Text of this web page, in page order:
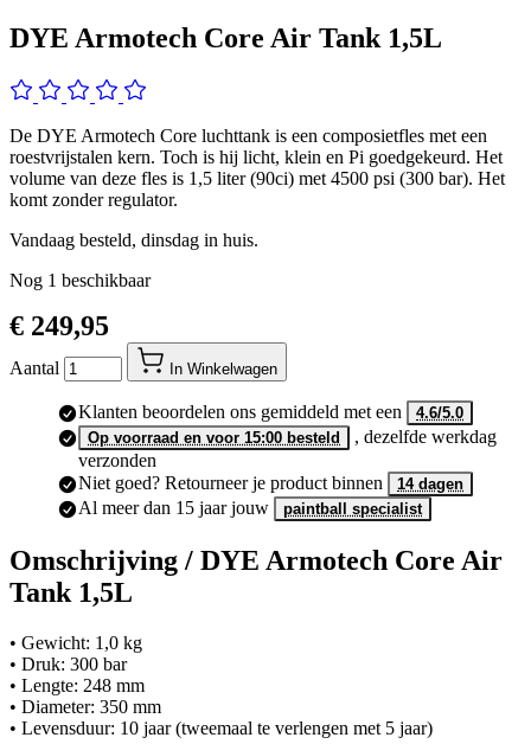
DYE Armotech Core Air Tank 1,5L
De DYE Armotech Core luchttank is een composietfles met een
roestvrijstalen kern. Toch is hij licht, klein en Pi goedgekeurd. Het
volume van deze fles is 1,5 liter (90ci) met 4500 psi (300 bar). Het
komt zonder regulator.
Vandaag besteld, dinsdag in huis.
Nog 1 beschikbaar
€ 249,95
Aantal In Winkelwagen
Klanten beoordelen ons gemiddeld met een
4.6/5.0
Op voorraad en voor 15:00 besteld
, dezelfde werkdag
verzonden
Niet goed? Retourneer je product binnen
14 dagen
Al meer dan 15 jaar jouw paintball specialist
Omschrijving / DYE Armotech Core Air
Tank 1,5L
• Gewicht: 1,0 kg
• Druk: 300 bar
• Lengte: 248 mm
• Diameter: 350 mm
• Levensduur: 10 jaar (tweemaal te verlengen met 5 jaar)